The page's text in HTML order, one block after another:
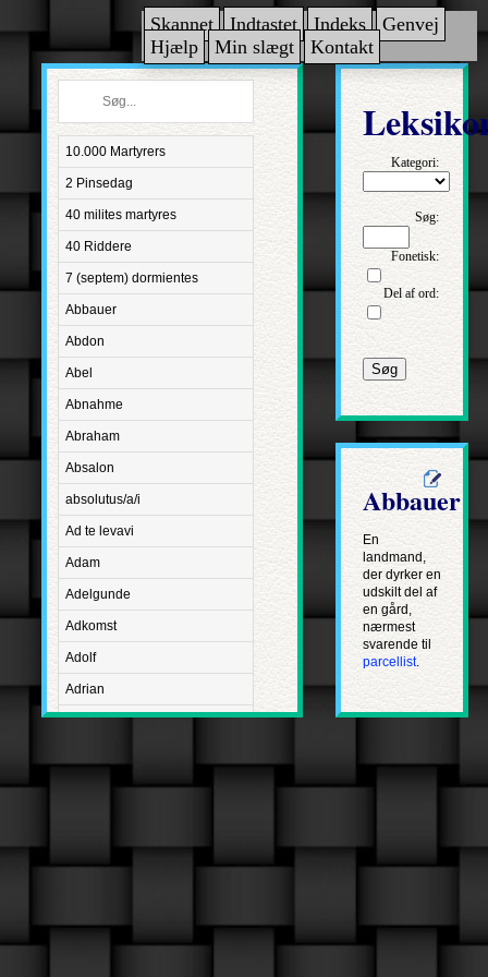
Skannet Indtastet Indeks
Genvej
Hjælp
Min slægt Kontakt
10.000 Martyrers
2 Pinsedag
40 milites martyres
40 Riddere
7 (septem) dormientes
Abbauer
Abdon
Abel
Abnahme
Abraham
Absalon
absolutus/a/i
Ad te levavi
Adam
Adelgunde
Adkomst
Adolf
Adrian
Advent
Aetatis suae
Agapetus
Kategori:
Søg:
Fonetisk:
Del af ord:
Søg
Abbauer
En
landmand,
der dyrker en
udskilt del af
en gård,
nærmest
svarende til
parcellist.